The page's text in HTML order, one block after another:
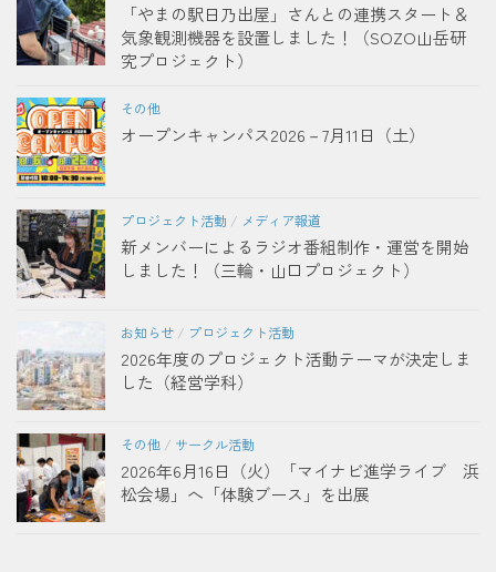
「やまの駅日乃出屋」さんとの連携スタート＆
気象観測機器を設置しました！（SOZO山岳研
究プロジェクト）
その他
オープンキャンパス2026－7月11日（土）
プロジェクト活動 / メディア報道
新メンバーによるラジオ番組制作・運営を開始
しました！（三輪・山口プロジェクト）
お知らせ / プロジェクト活動
2026年度のプロジェクト活動テーマが決定しま
した（経営学科）
その他 / サークル活動
2026年6月16日（火）「マイナビ進学ライブ 浜
松会場」へ「体験ブース」を出展